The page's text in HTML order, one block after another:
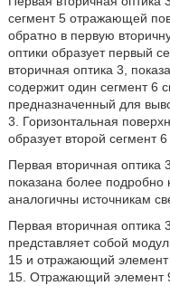
сегмент 5 отражающей
обратно в первую
оптики образует первый
вторичная оптика 3,
содержит один сегмент 6
предназначенный для
3. Горизонтальная
образует второй сегмент 6
Первая вторичная оптика
показана более подробно
аналогичны источникам
Первая вторичная оптика
представляет собой
15 и отражающий
15. Отражающий элемент